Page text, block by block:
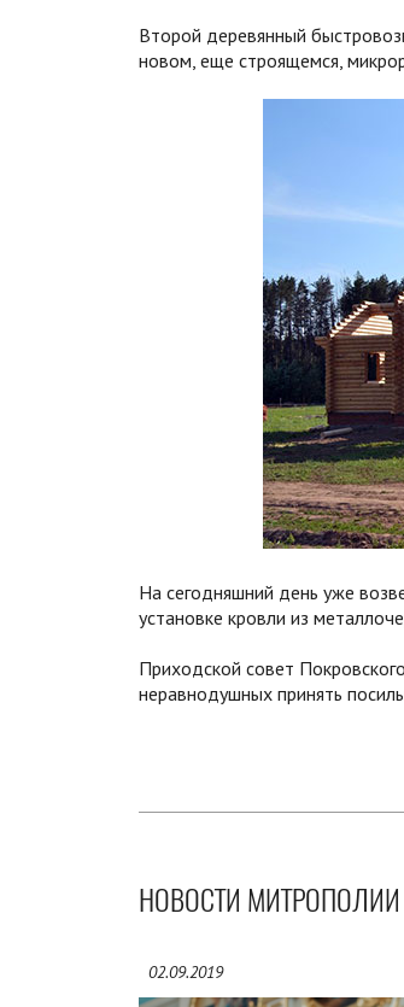
Второй деревянный
новом, еще строящемся,
На сегодняшний день уже
установке кровли из
Приходской совет
неравнодушных принять
НОВОСТИ МИТРОПОЛИИ
02.09.2019